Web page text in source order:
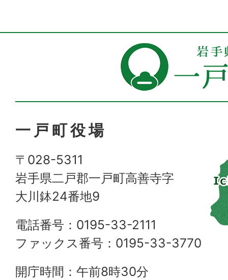
一戸町役場
〒028-5311
岩手県二戸郡一戸町高善寺字
大川鉢24番地9
電話番号：0195-33-2111
ファックス番号：0195-33-3770
開庁時間：午前8時30分